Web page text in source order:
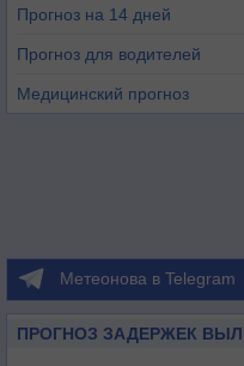
Прогноз на 14 дней
Прогноз для водителей
Медицинский прогноз
Метеонова в Telegram
ПРОГНОЗ ЗАДЕРЖЕК